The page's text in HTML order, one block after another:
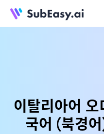
이탈리아어
국어 (북경